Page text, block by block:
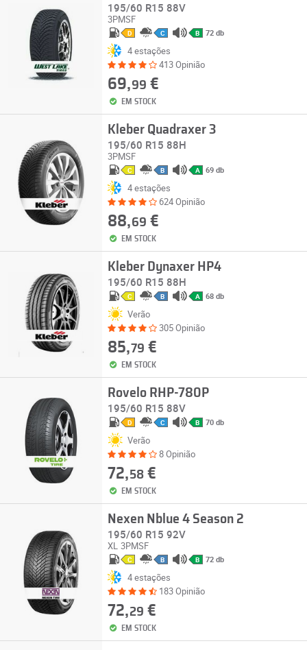
195/60 R15 88V
3PMSF
D C B 72 db
4 estações
413 Opinião
69,99 €
EM STOCK
Kleber Quadraxer 3
195/60 R15 88H
3PMSF
C B A 69 db
4 estações
624 Opinião
88,69 €
EM STOCK
Kleber Dynaxer HP4
195/60 R15 88H
C B A 68 db
Verão
305 Opinião
85,79 €
EM STOCK
Rovelo RHP-780P
195/60 R15 88V
D C B 70 db
Verão
8 Opinião
72,58€
EM STOCK
Nexen Nblue 4 Season 2
195/60 R15 92V
XL 3PMSF
C B B 72 db
4 estações
183 Opinião
72,29 €
EM STOCK